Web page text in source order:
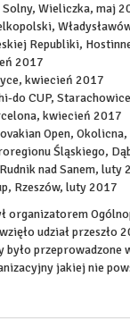
Wieliczka, maj
Republiki,
2017
kwiecień 2017
do CUP,
kwiecień 2017
Open,
Śląskiego,
nad Sanem, luty
Rzeszów, luty 2017
organizatorem
udział
było
jakiej nie